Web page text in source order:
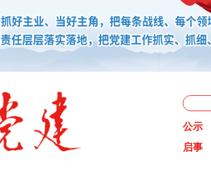
公示
启事